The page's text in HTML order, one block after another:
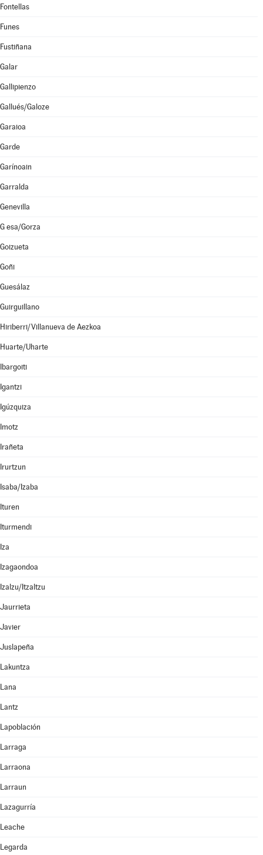
Fontellas
Funes
Fustiñana
Galar
Gallipienzo
Gallués/Galoze
Garaioa
Garde
Garínoain
Garralda
Genevilla
G esa/Gorza
Goizueta
Goñi
Guesálaz
Guirguillano
Hiriberri/Villanueva de Aezkoa
Huarte/Uharte
Ibargoiti
Igantzi
Igúzquiza
Imotz
Irañeta
Irurtzun
Isaba/Izaba
Ituren
Iturmendi
Iza
Izagaondoa
Izalzu/Itzaltzu
Jaurrieta
Javier
Juslapeña
Lakuntza
Lana
Lantz
Lapoblación
Larraga
Larraona
Larraun
Lazagurría
Leache
Legarda